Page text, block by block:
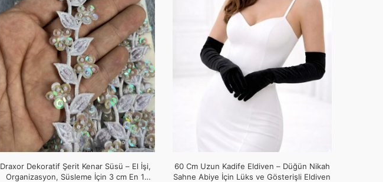
Draxor Dekoratif Şerit Kenar Süsü – El İşi,
Organizasyon, Süsleme İçin 3 cm En 1
60 Cm Uzun Kadife Eldiven – Düğün Nikah
Sahne Abiye İçin Lüks ve Gösterişli Eldiven